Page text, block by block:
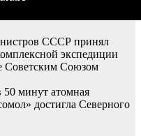
СССР принял
экспедиции
Советским Союзом
50 минут атомная
достигла Северного